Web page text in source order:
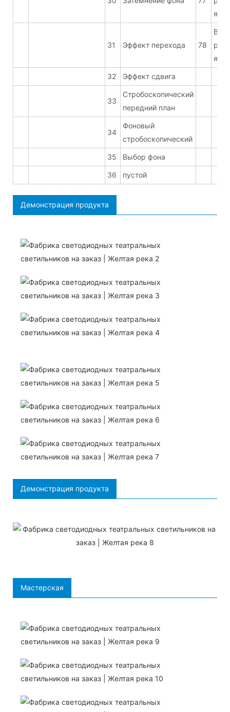
31 Эффект перехода 78
B19
32 Эффект сдвига
33
Стробоскопический
передний план
34
Фоновый
стробоскопический
35 Выбор фона
36 пустой
Демонстрация продукта
Демонстрация продукта
Мастерская